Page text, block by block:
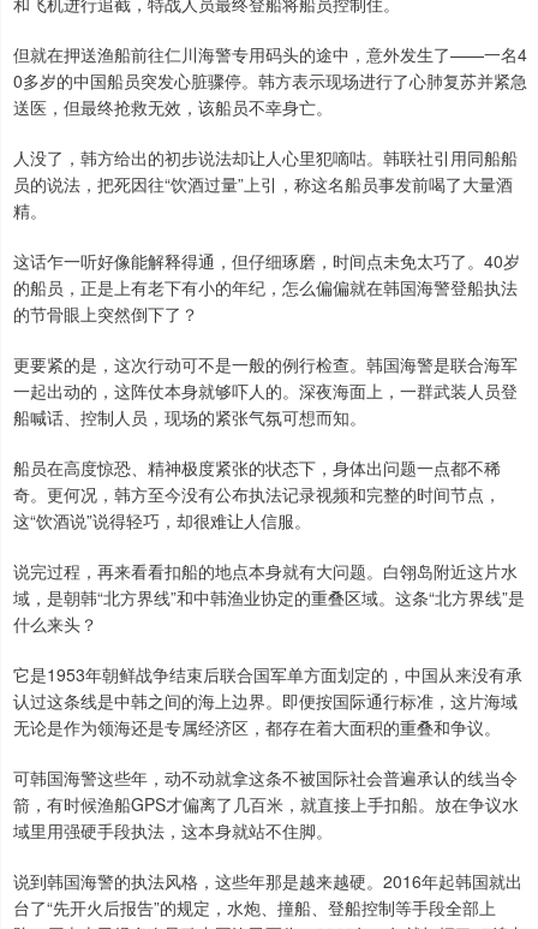
但就在押送渔船前往仁川海警专用码头的途中，意外发生了——一名4
0多岁的中国船员突发心脏骤停。韩方表示现场进行了心肺复苏并紧急
送医，但最终抢救无效，该船员不幸身亡。
人没了，韩方给出的初步说法却让人心里犯嘀咕。韩联社引用同船船
员的说法，把死因往“饮酒过量”上引，称这名船员事发前喝了大量酒
精。
这话乍一听好像能解释得通，但仔细琢磨，时间点未免太巧了。40岁
的船员，正是上有老下有小的年纪，怎么偏偏就在韩国海警登船执法
的节骨眼上突然倒下了？
更要紧的是，这次行动可不是一般的例行检查。韩国海警是联合海军
一起出动的，这阵仗本身就够吓人的。深夜海面上，一群武装人员登
船喊话、控制人员，现场的紧张气氛可想而知。
船员在高度惊恐、精神极度紧张的状态下，身体出问题一点都不稀
奇。更何况，韩方至今没有公布执法记录视频和完整的时间节点，
这“饮酒说”说得轻巧，却很难让人信服。
说完过程，再来看看扣船的地点本身就有大问题。白翎岛附近这片水
域，是朝韩“北方界线”和中韩渔业协定的重叠区域。这条“北方界线”是
什么来头？
它是1953年朝鲜战争结束后联合国军单方面划定的，中国从来没有承
认过这条线是中韩之间的海上边界。即便按国际通行标准，这片海域
无论是作为领海还是专属经济区，都存在着大面积的重叠和争议。
可韩国海警这些年，动不动就拿这条不被国际社会普遍承认的线当令
箭，有时候渔船GPS才偏离了几百米，就直接上手扣船。放在争议水
域里用强硬手段执法，这本身就站不住脚。
说到韩国海警的执法风格，这些年那是越来越硬。2016年起韩国就出
台了“先开火后报告”的规定，水炮、撞船、登船控制等手段全部上